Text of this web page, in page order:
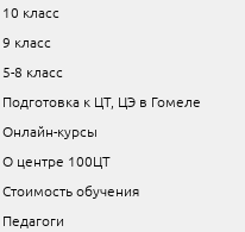
10 класс
9 класс
5-8 класс
Подготовка к ЦТ, ЦЭ в Гомеле
Онлайн-курсы
О центре 100ЦТ
Стоимость обучения
Педагоги